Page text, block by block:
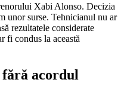
Xabi Alonso. Decizia
unor surse. Tehnicianul nu ar
rezultatele considerate
fi condus la această
acordul